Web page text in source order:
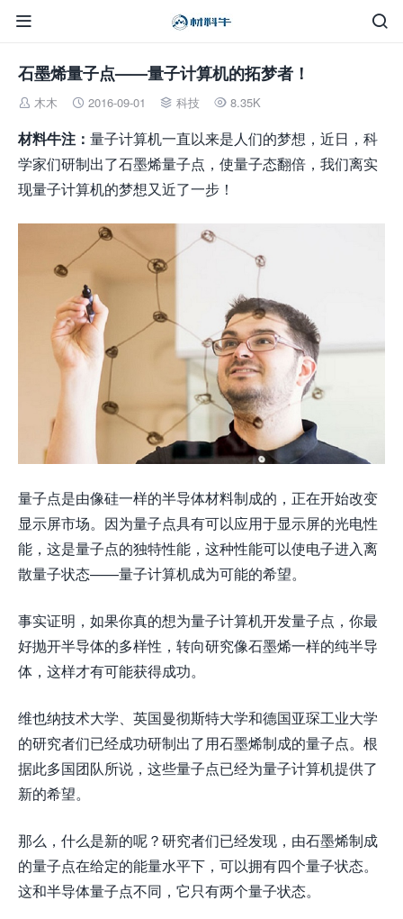


石墨烯量子点——量子计算机的拓梦者！
 木木  2016-09-01  科技  8.35K
材料牛注： 量子计算机一直以来是人们的梦想，近日，科
学家们研制出了石墨烯量子点，使量子态翻倍，我们离实
现量子计算机的梦想又近了一步！
量子点是由像硅一样的半导体材料制成的，正在开始改变
显示屏市场。因为量子点具有可以应用于显示屏的光电性
能，这是量子点的独特性能，这种性能可以使电子进入离
散量子状态——量子计算机成为可能的希望。
事实证明，如果你真的想为量子计算机开发量子点，你最
好抛开半导体的多样性，转向研究像石墨烯一样的纯半导
体，这样才有可能获得成功。
维也纳技术大学、英国曼彻斯特大学和德国亚琛工业大学
的研究者们已经成功研制出了用石墨烯制成的量子点。根
据此多国团队所说，这些量子点已经为量子计算机提供了
新的希望。
那么，什么是新的呢？研究者们已经发现，由石墨烯制成
的量子点在给定的能量水平下，可以拥有四个量子状态。
这和半导体量子点不同，它只有两个量子状态。